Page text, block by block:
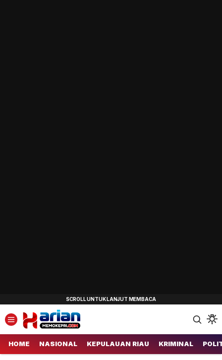
HOME NASIONAL KEPULAUAN RIAU KRIMINAL